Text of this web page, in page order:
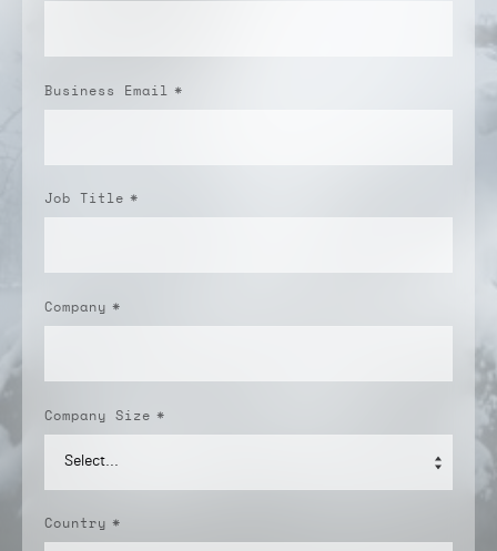
*
Business Email
*
Job Title
*
Company
*
Company Size
*
Country